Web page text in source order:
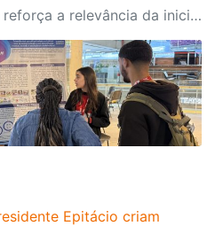
O destaque no programa reforça a relevância da iniciativa e mostra como a educação pode contribuir para enfrentar desafios contemporâneos
Epitácio criam